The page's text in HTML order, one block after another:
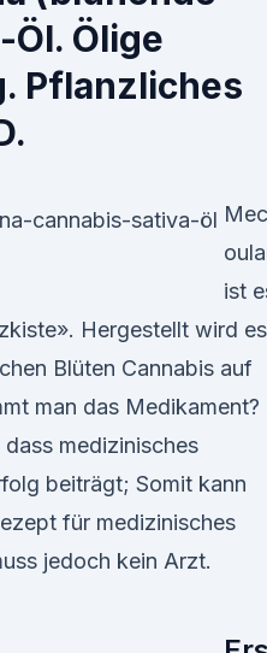
Ölige
Pflanzliches
ist
Hergestellt wird es
Blüten Cannabis auf
man das Medikament?
medizinisches
beiträgt; Somit kann
für medizinisches
jedoch kein Arzt.